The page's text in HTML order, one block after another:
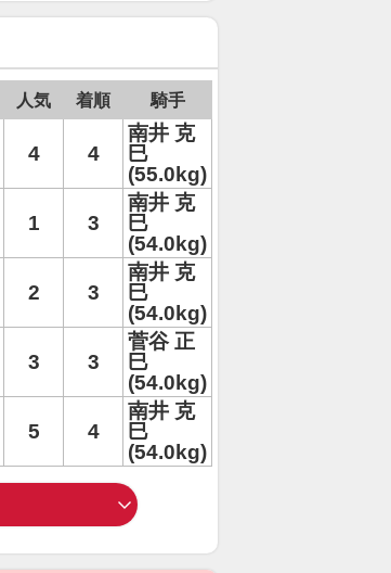
人気 着順 騎手
4 4
南井 克
巳
(55.0kg)
1 3
南井 克
巳
(54.0kg)
2 3
南井 克
巳
(54.0kg)
3 3
菅谷 正
巳
(54.0kg)
5 4
南井 克
巳
(54.0kg)